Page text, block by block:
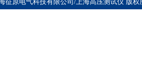
征原电气科技有限公司/上海高压测试仪 版权